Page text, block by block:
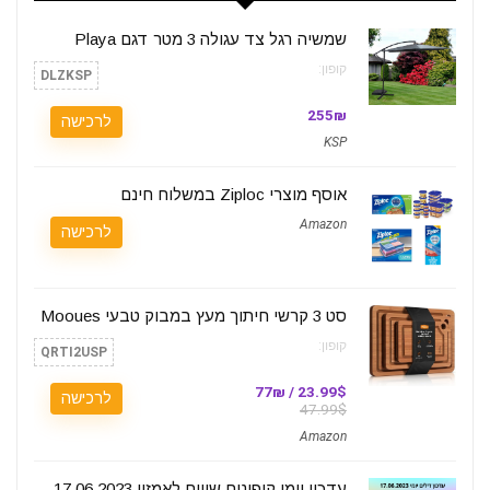
שמשיה רגל צד עגולה 3 מטר דגם Playa
קופון: DLZKSP
255₪
KSP
לרכישה
אוסף מוצרי Ziploc במשלוח חינם
Amazon לרכישה
סט 3 קרשי חיתוך מעץ במבוק טבעי Mooues
קופון: QRTI2USP
23.99$ / 77₪
47.99$
Amazon
לרכישה